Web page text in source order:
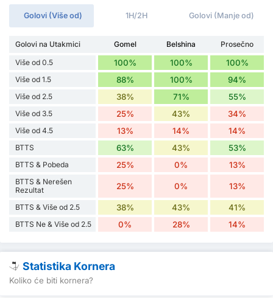
Golovi (Više od) 1H/2H Golovi (Manje od)
Golovi na Utakmici Gomel Belshina
Prosečno
Više od 0.5
100% 100% 100%
Više od 1.5 88% 100% 94%
Više od 2.5 38% 71% 55%
Više od 3.5 25% 43% 34%
Više od 4.5 13% 14% 14%
BTTS 63% 43% 53%
BTTS & Pobeda 25% 0% 13%
BTTS & Nerešen
Rezultat
25% 0% 13%
BTTS & Više od 2.5 38% 43% 41%
BTTS Ne & Više od 2.5 0% 28% 14%
Statistika Kornera
Koliko će biti kornera?